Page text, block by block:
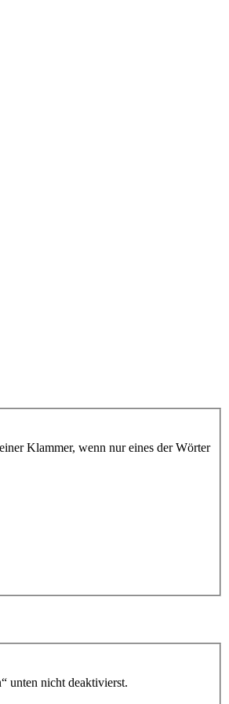
Klammer, wenn nur eines der Wörter
unten nicht deaktivierst.